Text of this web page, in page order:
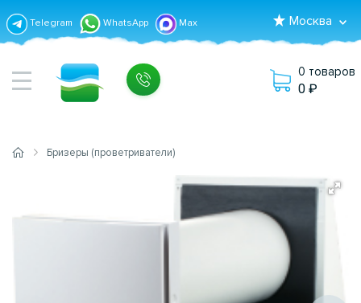
Telegram WhatsApp Max Москва
0 товаров
0
Бризеры (проветриватели)